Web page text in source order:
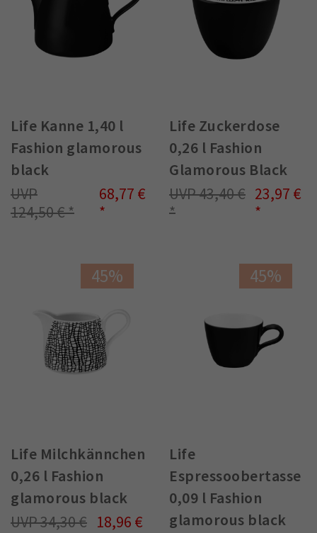
Life Kanne 1,40 l
Fashion glamorous
black
124,50 €
68,77 €
Life Zuckerdose
0,26 l Fashion
Glamorous Black
43,40 € 23,97 €
45%
Life Milchkännchen
0,26 l Fashion
glamorous black
34,30 € 18,96 €
45%
Life
Espressoobertasse
0,09 l Fashion
glamorous black